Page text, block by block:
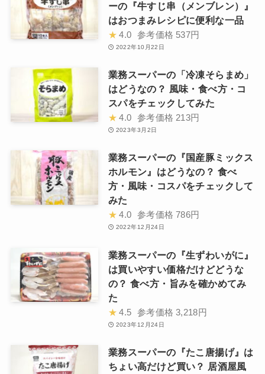
ーの『牛すじ串（メンブレン）』
はおつまみレシピに便利な一品
★ 4.0 参考価格 537円
2022年10月22日
業務スーパーの「冷凍そらまめ」
はどうなの？ 風味・食べ方・コ
スパをチェックしてみた
★ 4.0 参考価格 213円
2023年3月2日
業務スーパーの『国産豚ミックス
ホルモン』はどうなの？ 食べ
方・風味・コスパをチェックして
みた
★ 4.0 参考価格 786円
2022年12月24日
業務スーパーの『生ずわいがに』
は買いやすい価格だけどどうな
の？ 食べ方・旨みを確かめてみ
た
★ 4.5 参考価格 3,218円
2023年12月24日
業務スーパーの『たこ唐揚げ』は
ちょい高だけど買い？ 居酒屋風